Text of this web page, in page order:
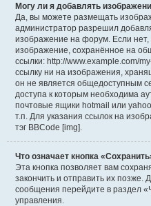
Могу ли я добавлять
Да, вы можете размещать
администратор разрешил
изображение на форум. Если нет,
изображение, сохранённое на
ссылки: http://www.example.com/
ссылку ни на изображения,
он не является общедоступным
доступа к которым необходима
почтовые ящики hotmail или
т.п. Для указания ссылок на
тэг BBCode [img].
Что означает кнопка
Эта кнопка позволяет вам
закончить и отправить их позже.
сообщения перейдите в раздел
управления.